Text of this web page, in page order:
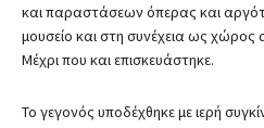
και παραστάσεων όπερας και
μουσείο και στη συνέχεια ως
Μέχρι που και επισκευάστηκε.
Το γεγονός υποδέχθηκε με ιερή